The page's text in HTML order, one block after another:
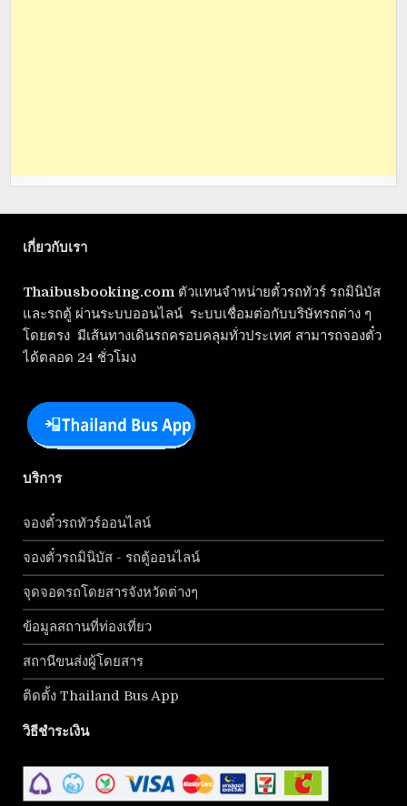
เกี่ยวกับเรา
Thaibusbooking.com ตัวแทนจำหน่ายตั๋วรถทัวร์ รถมินิบัส
และรถตู้ ผ่านระบบออนไลน์ ระบบเชื่อมต่อกับบริษัทรถต่าง ๆ
โดยตรง มีเส้นทางเดินรถครอบคลุมทั่วประเทศ สามารถจองตั๋ว
ได้ตลอด 24 ชั่วโมง
บริการ
จองตั๋วรถทัวร์ออนไลน์
จองตั๋วรถมินิบัส - รถตู้ออนไลน์
จุดจอดรถโดยสารจังหวัดต่างๆ
ข้อมูลสถานที่ท่องเที่ยว
สถานีขนส่งผู้โดยสาร
ติดตั้ง Thailand Bus App
วิธีชำระเงิน